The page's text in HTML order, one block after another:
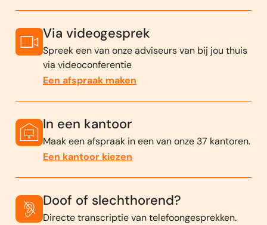
Via videogesprek
Spreek een van onze adviseurs van bij jou thuis
via videoconferentie
Een afspraak maken
In een kantoor
Maak een afspraak in een van onze 37 kantoren.
Een kantoor kiezen
Doof of slechthorend?
Directe transcriptie van telefoongesprekken.